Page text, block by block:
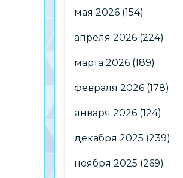
мая 2026 (154)
апреля 2026 (224)
марта 2026 (189)
февраля 2026 (178)
января 2026 (124)
декабря 2025 (239)
ноября 2025 (269)